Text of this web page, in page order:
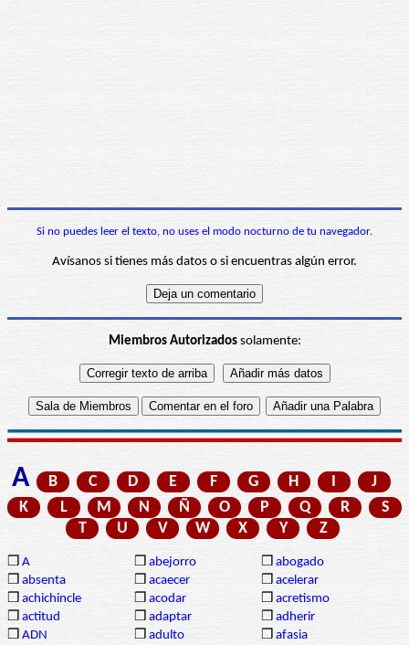
Si no puedes leer el texto, no uses el modo nocturno de tu navegador.
Avísanos si tienes más datos o si encuentras algún error.
Miembros Autorizadossolamente:
A B C D E F G H
J
K
L M N Ñ O P Q R
S
T
U V W X Y Z
❒ A ❒ abejorro ❒ abogado
❒ absenta ❒ acaecer ❒ acelerar
❒ achichincle ❒ acodar ❒ acretismo
❒ actitud ❒ adaptar ❒ adherir
❒ ADN ❒ adulto ❒ afasia